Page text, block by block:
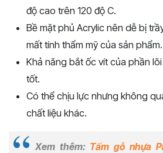
độ cao trên 120 độ C.
Bề mặt phủ Acrylic nên dễ bị
mất tính thẩm mỹ của sản phẩm.
Khả năng bắt ốc vít của phần
tốt.
Có thể chịu lực nhưng không
chất liệu khác.
Xem thêm: Tấm gỗ nhựa